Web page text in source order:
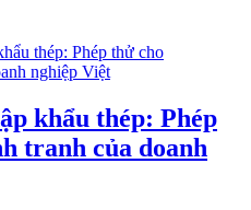
khẩu thép: Phép
tranh của doanh